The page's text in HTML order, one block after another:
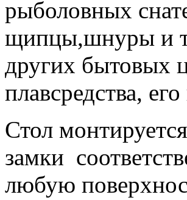
рыболовных
щипцы,шнуры и
других бытовых
плавсредства,
Стол
замки
любую